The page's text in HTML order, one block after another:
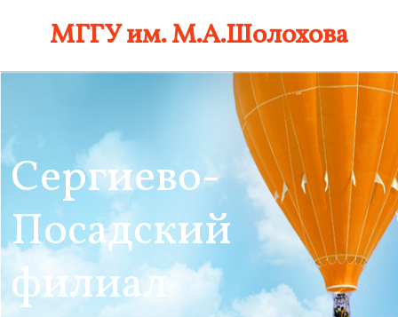
МГГУ им. М.А.Шолохова
Сергиево-
Посадский
филиал